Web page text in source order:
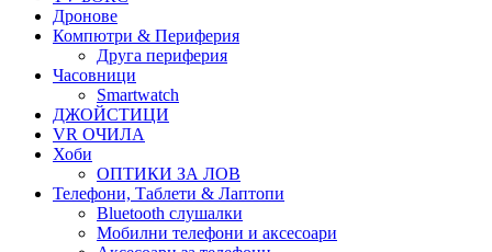
Дронове
Компютри & Периферия
Друга периферия
Часовници
Smartwatch
ДЖОЙСТИЦИ
VR ОЧИЛА
Хоби
ОПТИКИ ЗА ЛОВ
Телефони, Таблети & Лаптопи
Bluetooth слушалки
Мобилни телефони и аксесоари